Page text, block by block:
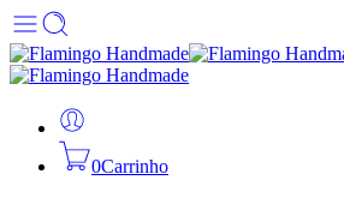
0Carrinho